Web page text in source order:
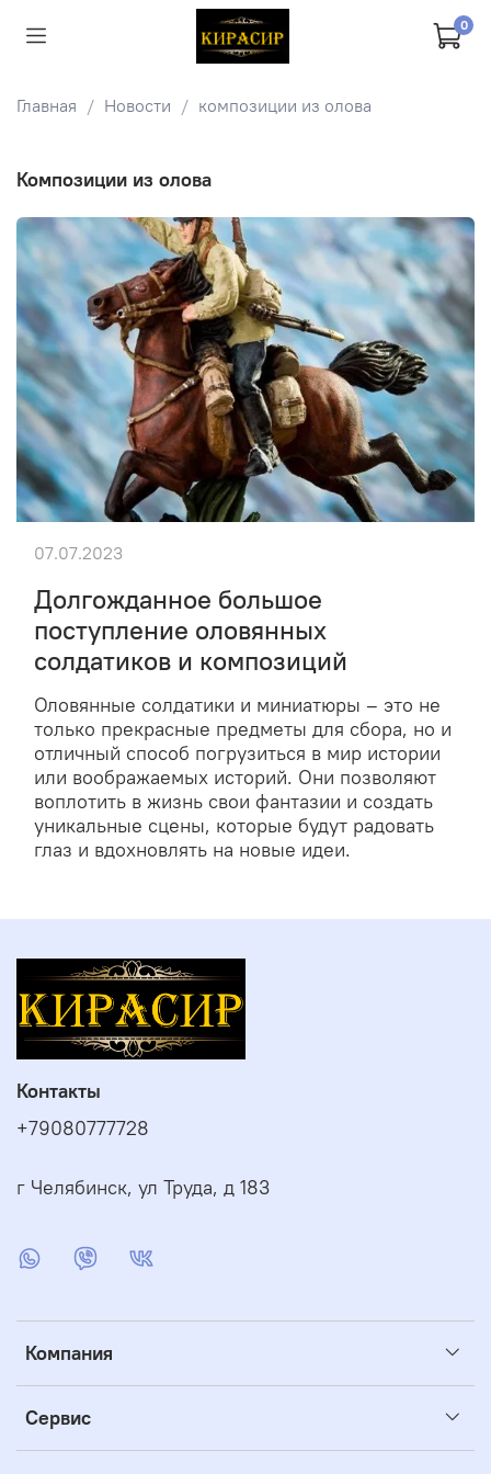
0
Главная Новости композиции из олова
композиции из олова
Долгожданное большое
поступление оловянных
солдатиков и композиций
Оловянные солдатики и миниатюры – это не
только прекрасные предметы для сбора, но и
отличный способ погрузиться в мир истории
или воображаемых историй. Они позволяют
воплотить в жизнь свои фантазии и создать
уникальные сцены, которые будут радовать
глаз и вдохновлять на новые идеи.
07.07.2023
Компания
Сервис
Контакты
+79080777728
г Челябинск, ул Труда, д 183